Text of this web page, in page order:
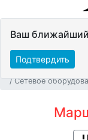
Ваш ближайший
Подтвердить
Сетевое